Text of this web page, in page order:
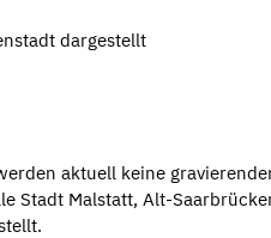
dargestellt
aktuell keine
Stadt Malstatt, Alt-